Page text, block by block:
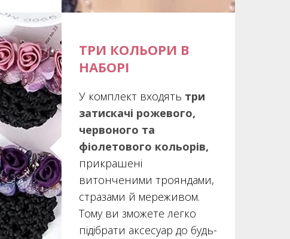
ТРИ КОЛЬОРИ В
НАБОРІ
У комплект входять три
затискачі рожевого,
червоного та
фіолетового кольорів,
прикрашені
витонченими трояндами,
стразами й мереживом.
Тому ви зможете легко
підібрати аксесуар до будь-